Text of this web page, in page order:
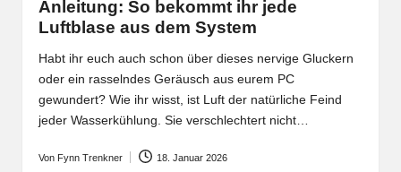
Anleitung: So bekommt ihr jede
Luftblase aus dem System
Habt ihr euch auch schon über dieses nervige Gluckern
oder ein rasselndes Geräusch aus eurem PC
gewundert? Wie ihr wisst, ist Luft der natürliche Feind
jeder Wasserkühlung. Sie verschlechtert nicht…
Posted
Von Fynn Trenkner 18. Januar 2026